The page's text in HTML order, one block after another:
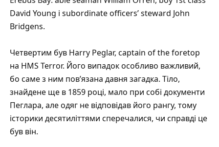
David Young і subordinate officers’ steward John
Bridgens.
Четвертим був Harry Peglar, captain of the foretop
на HMS Terror. Його випадок особливо важливий,
бо саме з ним пов’язана давня загадка. Тіло,
знайдене ще в 1859 році, мало при собі документи
Пеглара, але одяг не відповідав його рангу, тому
історики десятиліттями сперечалися, чи справді це
був він.